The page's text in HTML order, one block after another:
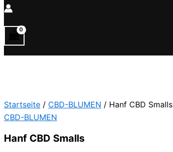
Startseite / CBD-BLUMEN / Hanf CBD Smalls
CBD-BLUMEN
Hanf CBD Smalls